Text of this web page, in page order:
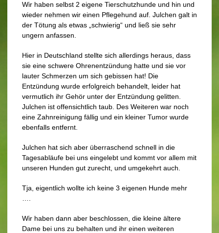
Wir haben selbst 2 eigene Tierschutzhunde und hin und
wieder nehmen wir einen Pflegehund auf. Julchen galt in
der Tötung als etwas „schwierig“ und ließ sie sehr
ungern anfassen.
Hier in Deutschland stellte sich allerdings heraus, dass
sie eine schwere Ohrenentzündung hatte und sie vor
lauter Schmerzen um sich gebissen hat! Die
Entzündung wurde erfolgreich behandelt, leider hat
vermutlich ihr Gehör unter der Entzündung gelitten.
Julchen ist offensichtlich taub. Des Weiteren war noch
eine Zahnreinigung fällig und ein kleiner Tumor wurde
ebenfalls entfernt.
Julchen hat sich aber überraschend schnell in die
Tagesabläufe bei uns eingelebt und kommt vor allem mit
unseren Hunden gut zurecht, und umgekehrt auch.
Tja, eigentlich wollte ich keine 3 eigenen Hunde mehr
Wir haben dann aber beschlossen, die kleine ältere
Dame bei uns zu behalten und ihr einen weiteren